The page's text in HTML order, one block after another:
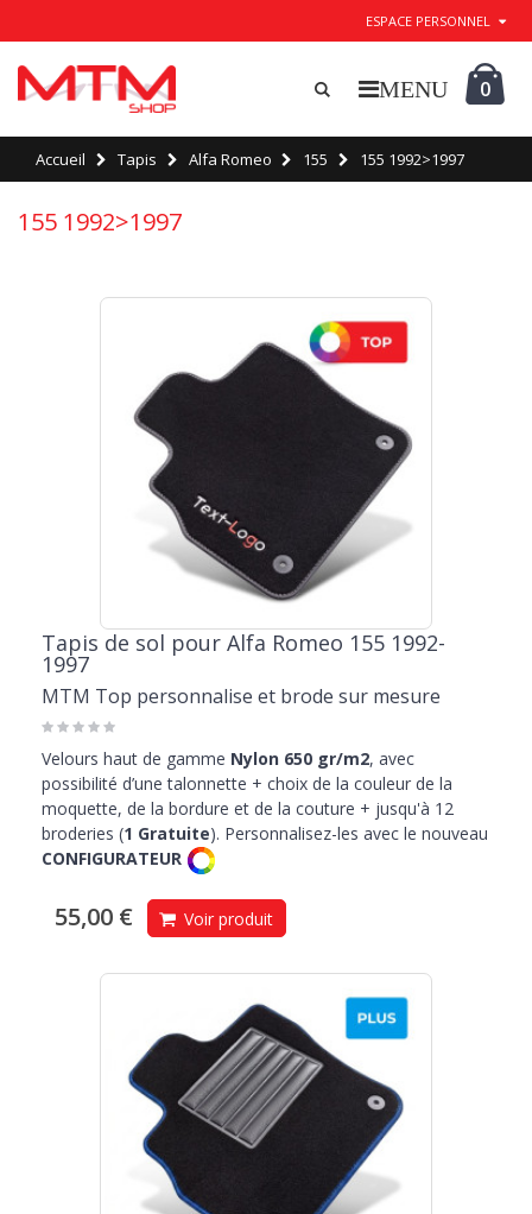
ESPACE PERSONNEL
0
Accueil Tapis Alfa Romeo 155 155 1992>1997
155 1992>1997
Tapis de sol pour Alfa Romeo 155 1992-
1997
MTM Top personnalise et brode sur mesure
Velours haut de gamme Nylon 650 gr/m2, avec
possibilité d’une talonnette + choix de la couleur de la
moquette, de la bordure et de la couture + jusqu'à 12
broderies (1 Gratuite). Personnalisez-les avec le nouveau
CONFIGURATEUR
55,00 € Voir produit